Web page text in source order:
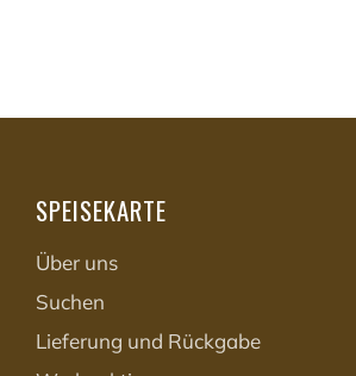
SPEISEKARTE
Über uns
Suchen
Lieferung und Rückgabe